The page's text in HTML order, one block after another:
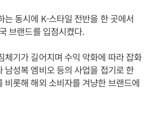
는 동시에 K-스타일 전반을 한 곳에서
브랜드를 입점시켰다.
체기가 길어지며 수익 악화에 따라 잡화
남성복 엠비오 등의 사업을 접기로 한
비롯해 해외 소비자를 겨냥한 브랜드에